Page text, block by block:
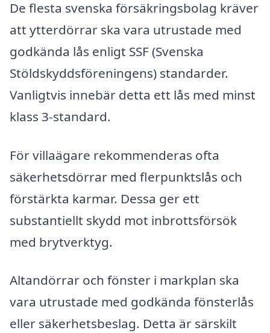
De flesta svenska försäkringsbolag kräver
att ytterdörrar ska vara utrustade med
godkända lås enligt SSF (Svenska
Stöldskyddsföreningens) standarder.
Vanligtvis innebär detta ett lås med minst
klass 3-standard.
För villaägare rekommenderas ofta
säkerhetsdörrar med flerpunktslås och
förstärkta karmar. Dessa ger ett
substantiellt skydd mot inbrottsförsök
med brytverktyg.
Altandörrar och fönster i markplan ska
vara utrustade med godkända fönsterlås
eller säkerhetsbeslag. Detta är särskilt